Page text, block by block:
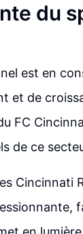
du
est en
et de
FC
de ce
Cincinnati